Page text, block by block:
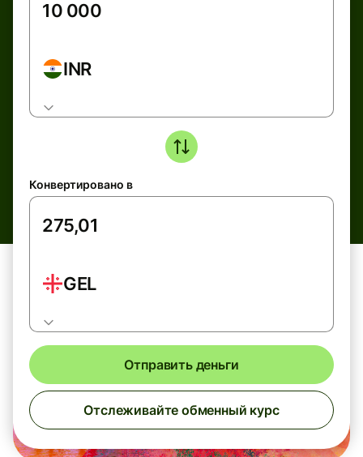
INR
Конвертировано в
GEL
Отправить деньги
Отслеживайте обменный курс